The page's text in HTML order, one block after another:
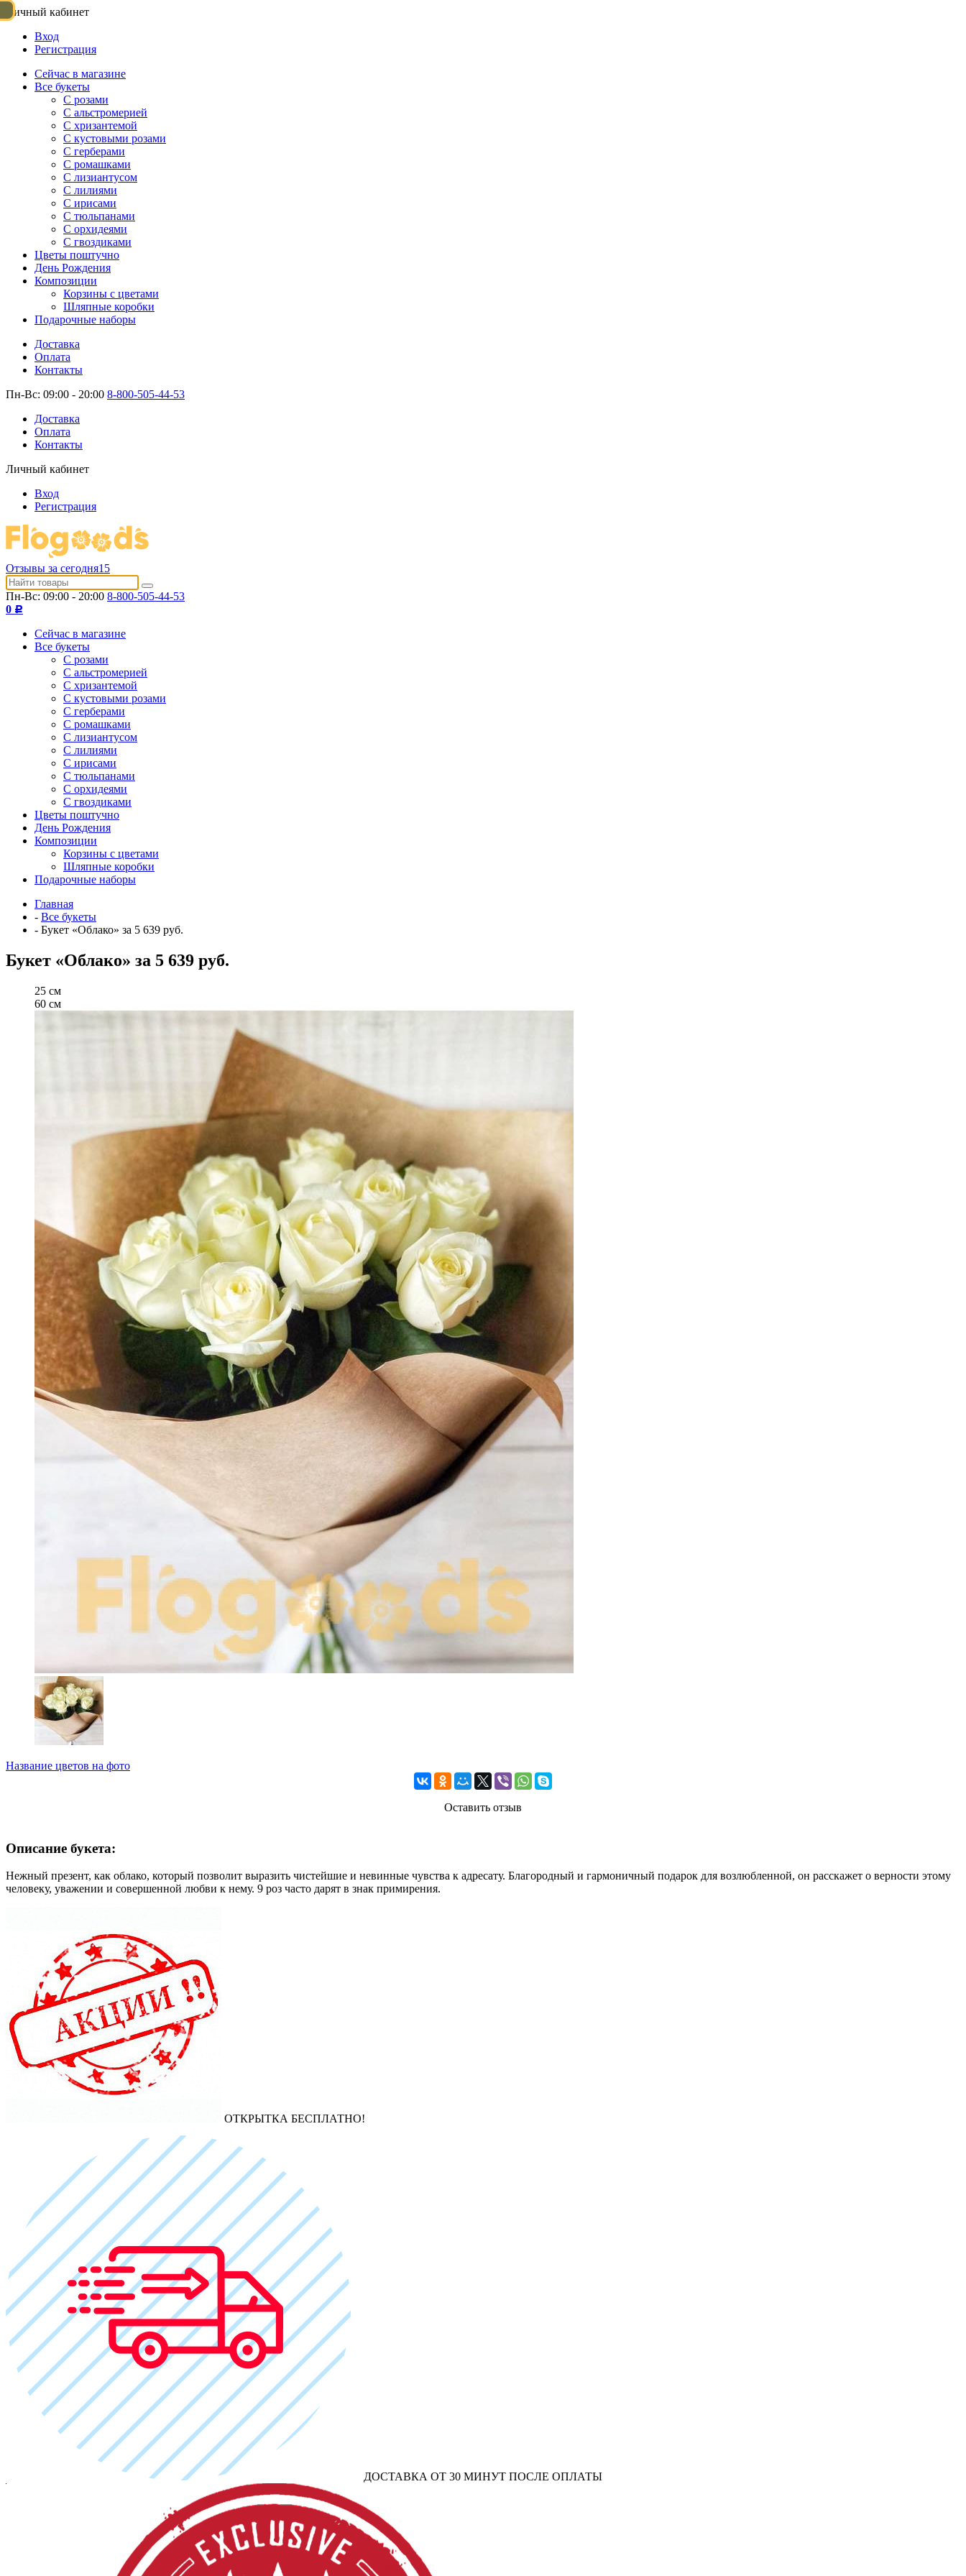
Личный кабинет
Вход
Регистрация
Сейчас в магазине
Все букеты
C розами
С альстромерией
С хризантемой
С кустовыми розами
С герберами
С ромашками
С лизиантусом
С лилиями
С ирисами
С тюльпанами
С орхидеями
С гвоздиками
Цветы поштучно
День Рождения
Композиции
Корзины с цветами
Шляпные коробки
Подарочные наборы
Доставка
Оплата
Контакты
Пн-Вс: 09:00 - 20:00 8-800-505-44-53
Доставка
Оплата
Контакты
Личный кабинет
Вход
Регистрация
Отзывы за сегодня15
Пн-Вс: 09:00 - 20:00 8-800-505-44-53
0 Р
Сейчас в магазине
Все букеты
C розами
С альстромерией
С хризантемой
С кустовыми розами
С герберами
С ромашками
С лизиантусом
С лилиями
С ирисами
С тюльпанами
С орхидеями
С гвоздиками
Цветы поштучно
День Рождения
Композиции
Корзины с цветами
Шляпные коробки
Подарочные наборы
Главная
- Все букеты
- Букет «Облако» за 5 639 руб.
Букет «Облако» за 5 639 руб.
25 см
60 см
Название цветов на фото
Оставить отзыв
Описание букета:
Нежный презент, как облако, который позволит выразить чистейшие и невинные чувства к адресату. Благородный и гармоничный подарок для возлюбленной, он расскажет о верности этому
человеку, уважении и совершенной любви к нему. 9 роз часто дарят в знак примирения.
ОТКРЫТКА БЕСПЛАТНО!
ДОСТАВКА ОТ 30 МИНУТ ПОСЛЕ ОПЛАТЫ